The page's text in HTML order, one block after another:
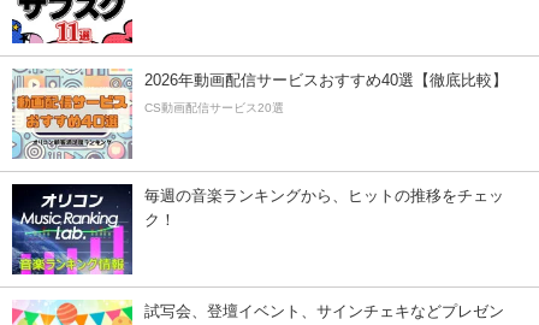
2026年動画配信サービスおすすめ40選【徹底比較】
CS動画配信サービス20選
毎週の音楽ランキングから、ヒットの推移をチェッ
ク！
試写会、登壇イベント、サインチェキなどプレゼン